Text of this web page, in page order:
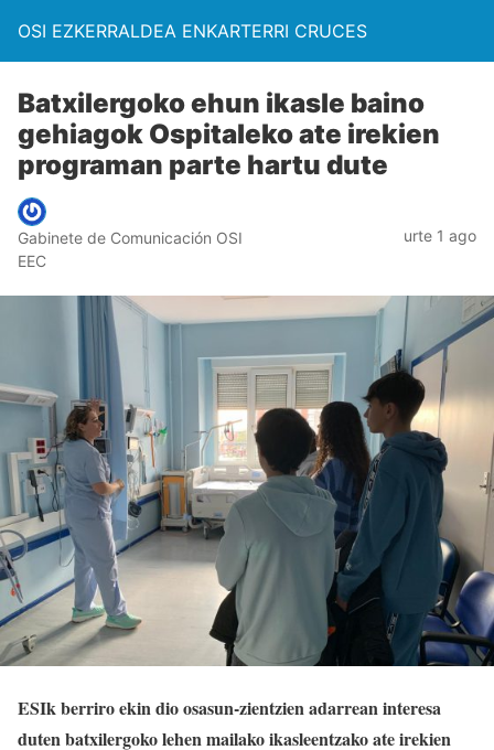
OSI EZKERRALDEA ENKARTERRI CRUCES
Batxilergoko ehun ikasle baino
gehiagok Ospitaleko ate irekien
programan parte hartu dute
Gabinete de Comunicación OSI
EEC
urte 1 ago
ESIk berriro ekin dio osasun-zientzien adarrean interesa
duten batxilergoko lehen mailako ikasleentzako ate irekien